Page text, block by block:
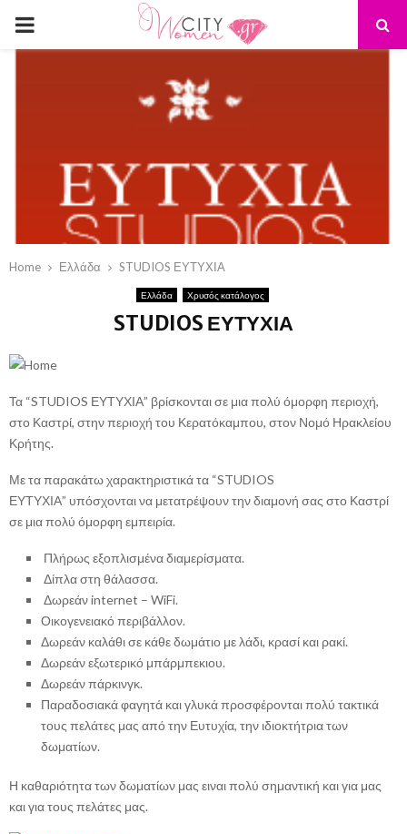
PRIMARY
Home Ελλάδα STUDIOS ΕΥΤΥΧΙΑ
Ελλάδα Χρυσός κατάλογος
STUDIOS ΕΥΤΥΧΙΑ
Τα “STUDIOS ΕΥΤΥΧΙΑ” βρίσκονται σε μια πολύ όμορφη περιοχή,
στο Καστρί, στην περιοχή του Κερατόκαμπου, στον Νομό Ηρακλείου
Κρήτης.
Με τα παρακάτω χαρακτηριστικά τα “STUDIOS
ΕΥΤΥΧΙΑ” υπόσχονται να μετατρέψουν την διαμονή σας στο Καστρί
σε μια πολύ όμορφη εμπειρία.
Πλήρως εξοπλισμένα διαμερίσματα.
Δίπλα στη θάλασσα.
Δωρεάν internet – WiFi.
Οικογενειακό περιβάλλον.
Δωρεάν καλάθι σε κάθε δωμάτιο με λάδι, κρασί και ρακί.
Δωρεάν εξωτερικό μπάρμπεκιου.
Δωρεάν πάρκινγκ.
Παραδοσιακά φαγητά και γλυκά προσφέρονται πολύ τακτικά
τους πελάτες μας από την Ευτυχία, την ιδιοκτήτρια των
δωματίων.
Η καθαριότητα των δωματίων μας ειναι πολύ σημαντική και για μας
και για τους πελάτες μας.